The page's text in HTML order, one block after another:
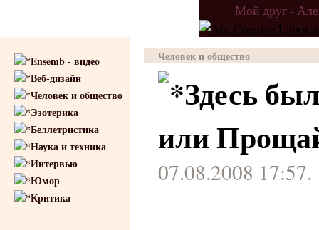
Мой друг -
Ensemb - видео
Веб-дизайн
Человек и общество
Эзотерика
Беллетристика
Наука и техника
Интервью
Юмор
Критика
Человек и общество
Здесь
или
07.08.2008 17:57.